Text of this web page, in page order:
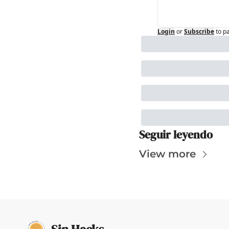
Login orSubscribeto
Seguir leyendo
View more